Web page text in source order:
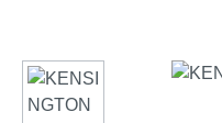
Bildergalerie